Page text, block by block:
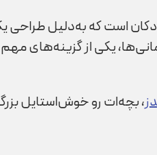
است که به‌دلیل
یکی از گزینه‌های
، بچه‌ات رو خوش‌استایل